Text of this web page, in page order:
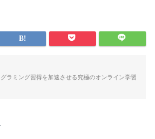
ラミング習得を加速させる究極のオンライン学習